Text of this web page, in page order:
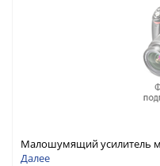
Малошумящий усилитель
Далее